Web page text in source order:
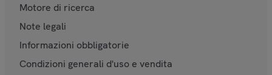
Motore di ricerca
Note legali
Informazioni obbligatorie
Condizioni generali d'uso e vendita